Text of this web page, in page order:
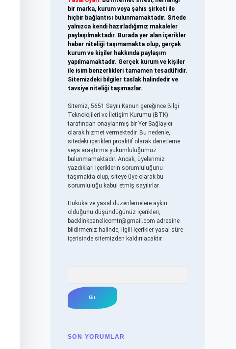
bir marka, kurum veya şahıs şirketi ile
hiçbir bağlantısı bulunmamaktadır. Sitede
yalnızca kendi hazırladığımız makaleler
paylaşılmaktadır. Burada yer alan içerikler
haber niteliği taşımamakta olup, gerçek
kurum ve kişiler hakkında paylaşım
yapılmamaktadır. Gerçek kurum ve kişiler
ile isim benzerlikleri tamamen tesadüfidir.
Sitemizdeki bilgiler taslak halindedir ve
tavsiye niteliği taşımazlar.
Sitemiz, 5651 Sayılı Kanun gereğince Bilgi
Teknolojileri ve İletişim Kurumu (BTK)
tarafından onaylanmış bir Yer Sağlayıcı
olarak hizmet vermektedir. Bu nedenle,
sitedeki içerikleri proaktif olarak denetleme
veya araştırma yükümlülüğümüz
bulunmamaktadır. Ancak, üyelerimiz
yazdıkları içeriklerin sorumluluğunu
taşımakta olup, siteye üye olarak bu
sorumluluğu kabul etmiş sayılırlar.
Hukuka ve yasal düzenlemelere aykırı
olduğunu düşündüğünüz içerikleri,
backlinkpanelicomtr@gmail.com adresine
bildirmeniz halinde, ilgili içerikler yasal süre
içerisinde sitemizden kaldırılacaktır.
SON YORUMLAR